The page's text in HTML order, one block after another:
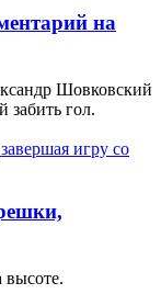
на
Шовковский
забить гол.